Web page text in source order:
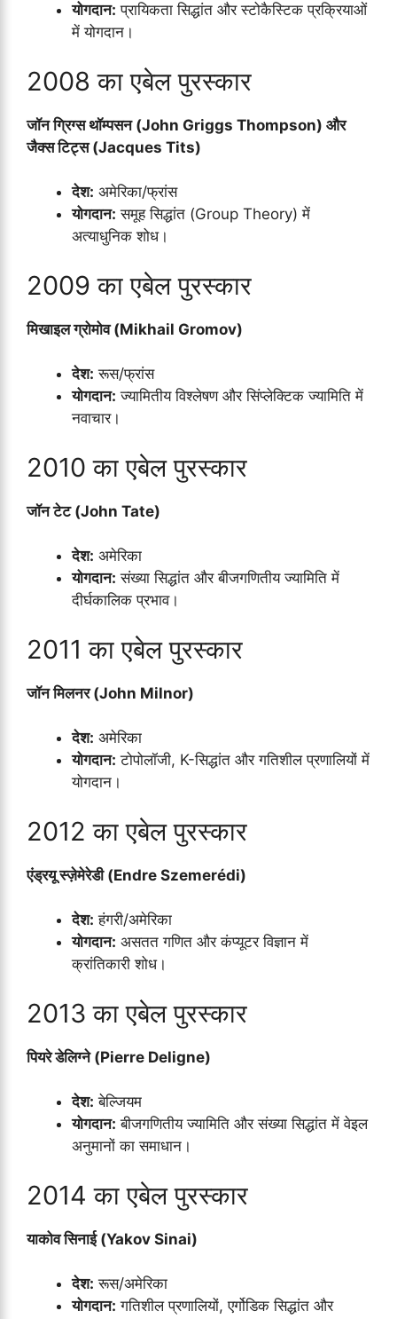
योगदान: प्रायिकता सिद्धांत और स्टोकैस्टिक प्रक्रियाओं
में योगदान।
2008 का एबेल पुरस्कार
जॉन ग्रिग्स थॉम्पसन (John Griggs Thompson) और
जैक्स टिट्स (Jacques Tits)
देश: अमेरिका/फ्रांस
योगदान: समूह सिद्धांत (Group Theory) में
अत्याधुनिक शोध।
2009 का एबेल पुरस्कार
मिखाइल ग्रोमोव (Mikhail Gromov)
देश: रूस/फ्रांस
योगदान: ज्यामितीय विश्लेषण और सिंप्लेक्टिक ज्यामिति में
नवाचार।
2010 का एबेल पुरस्कार
जॉन टेट (John Tate)
देश: अमेरिका
योगदान: संख्या सिद्धांत और बीजगणितीय ज्यामिति में
दीर्घकालिक प्रभाव।
2011 का एबेल पुरस्कार
जॉन मिलनर (John Milnor)
देश: अमेरिका
योगदान: टोपोलॉजी, K-सिद्धांत और गतिशील प्रणालियों में
योगदान।
2012 का एबेल पुरस्कार
एंड्रयू स्ज़ेमेरेडी (Endre Szemerédi)
देश: हंगरी/अमेरिका
योगदान: असतत गणित और कंप्यूटर विज्ञान में
क्रांतिकारी शोध।
2013 का एबेल पुरस्कार
पियरे डेलिग्ने (Pierre Deligne)
देश: बेल्जियम
योगदान: बीजगणितीय ज्यामिति और संख्या सिद्धांत में वेइल
अनुमानों का समाधान।
2014 का एबेल पुरस्कार
याकोव सिनाई (Yakov Sinai)
देश: रूस/अमेरिका
योगदान: गतिशील प्रणालियों, एर्गोडिक सिद्धांत और